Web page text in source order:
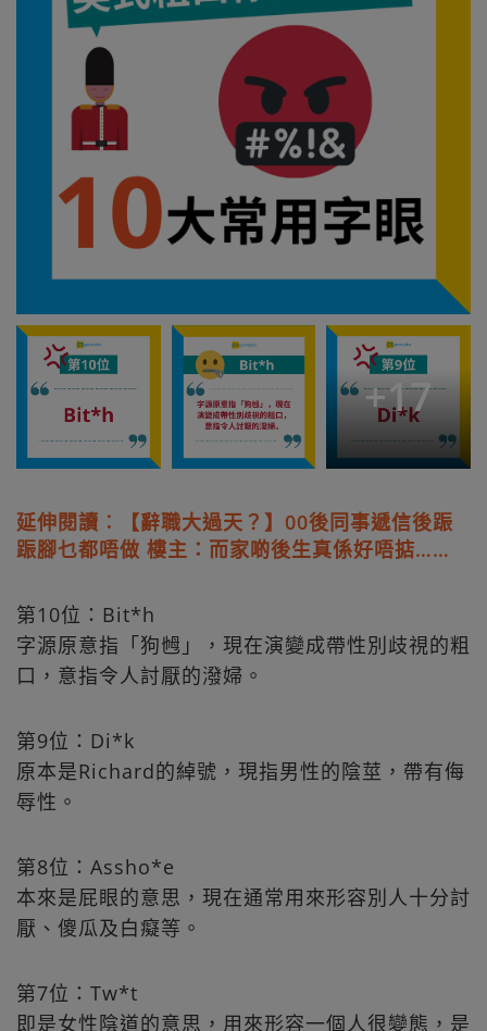
+17
延伸閱讀︰【辭職大過天？】00後同事遞信後䟴
䟴腳乜都唔做 樓主：而家啲後生真係好唔掂……
第10位：Bit*h
字源原意指「狗乸」，現在演變成帶性別歧視的粗
口，意指令人討厭的潑婦。
第9位：Di*k
原本是Richard的綽號，現指男性的陰莖，帶有侮
辱性。
第8位：Assho*e
本來是屁眼的意思，現在通常用來形容別人十分討
厭、傻瓜及白癡等。
第7位：Tw*t
即是女性陰道的意思，用來形容一個人很變態，是